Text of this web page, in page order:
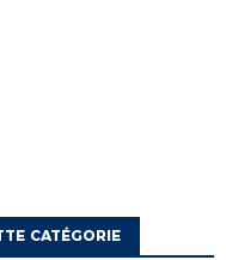
CATÉGORIE